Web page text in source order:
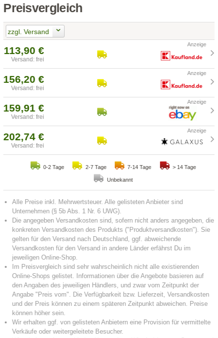
Preisvergleich
zzgl. Versand
113,90 €
Versand: frei
156,20 €
Versand: frei
159,91 €
Versand: frei
202,74 €
Versand: frei
0-2 Tage 2-7 Tage 7-14 Tage > 14 Tage
Unbekannt